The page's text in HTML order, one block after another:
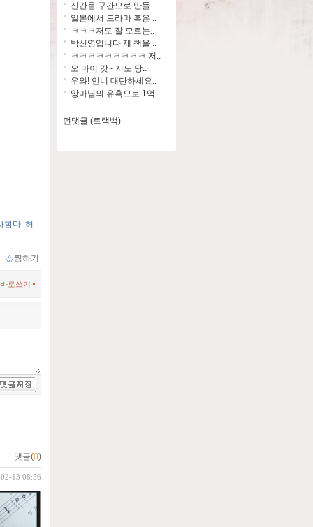
함다, 허
찜하기
로쓰기
댓글(0)
13 08:56
신간을 구간으로 만들..
일본에서 드라마 혹은 ..
ㅋㅋㅋ저도 잘 모르는..
박신영입니다 제 책을 ..
ㅋㅋㅋㅋㅋㅋㅋㅋㅋ 저..
오 마이 갓 - 저도 당..
우와! 언니 대단하세요..
앙마님의 유혹으로 1억..
먼댓글 (트랙백)